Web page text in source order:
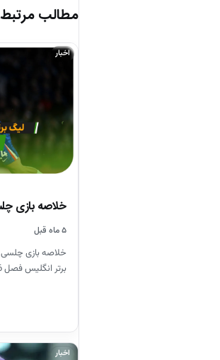
مطالب مرتبط
اخبار
خلاصه بازی چلسی 0 – 1 نیوکسل (لیگ
۵ ماه قبل
خلاصه بازی
برتر انگلیس فصل 26-2025
اخبار